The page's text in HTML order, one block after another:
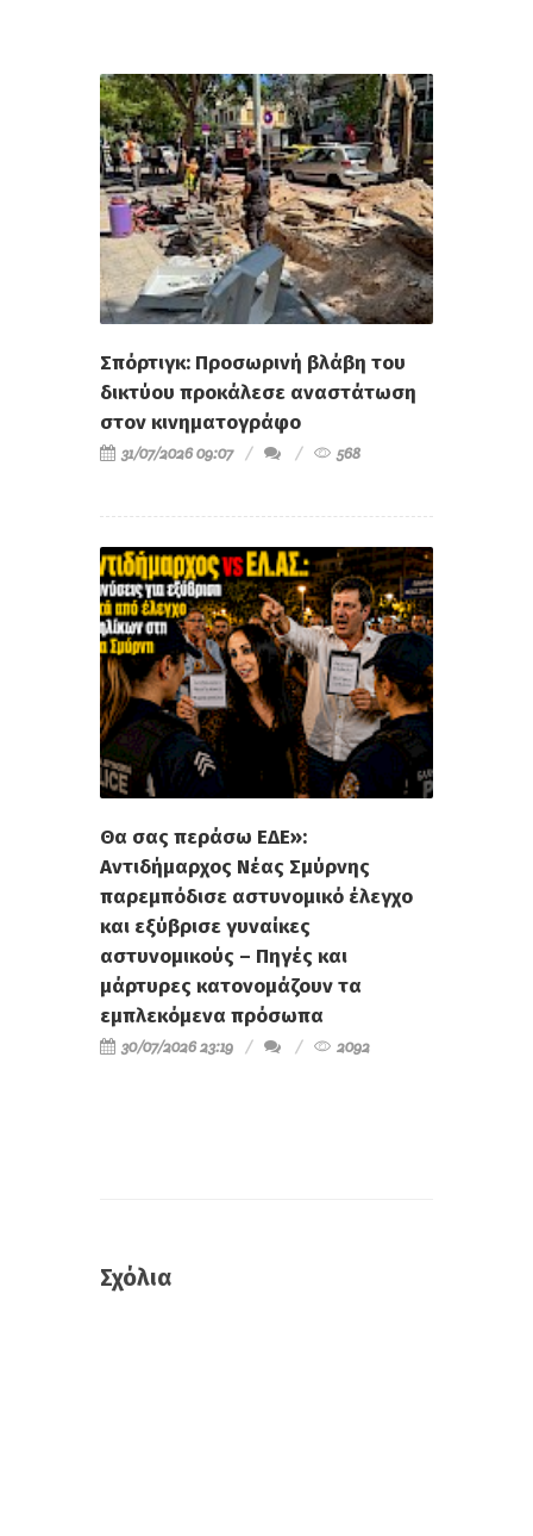
Σπόρτιγκ: Προσωρινή βλάβη του
δικτύου προκάλεσε αναστάτωση
στον κινηματογράφο
31/07/2026 09:07 568
Θα σας περάσω ΕΔΕ»:
Αντιδήμαρχος Νέας Σμύρνης
παρεμπόδισε αστυνομικό έλεγχο
και εξύβρισε γυναίκες
αστυνομικούς – Πηγές και
μάρτυρες κατονομάζουν τα
εμπλεκόμενα πρόσωπα
30/07/2026 23:19 2092
Σχόλια